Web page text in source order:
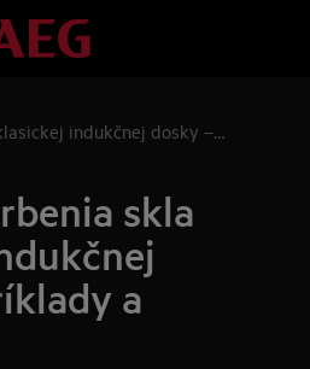
indukčnej dosky –
skla
a